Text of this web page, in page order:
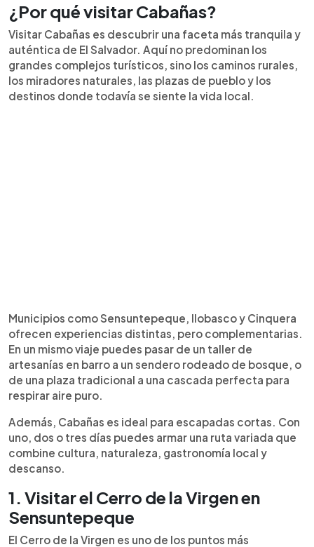
¿Por qué visitar Cabañas?
Visitar Cabañas es descubrir una faceta más tranquila y
auténtica de El Salvador. Aquí no predominan los
grandes complejos turísticos, sino los caminos rurales,
los miradores naturales, las plazas de pueblo y los
destinos donde todavía se siente la vida local.
Municipios como Sensuntepeque, Ilobasco y Cinquera
ofrecen experiencias distintas, pero complementarias.
En un mismo viaje puedes pasar de un taller de
artesanías en barro a un sendero rodeado de bosque, o
de una plaza tradicional a una cascada perfecta para
respirar aire puro.
Además, Cabañas es ideal para escapadas cortas. Con
uno, dos o tres días puedes armar una ruta variada que
combine cultura, naturaleza, gastronomía local y
descanso.
1. Visitar el Cerro de la Virgen en
Sensuntepeque
El Cerro de la Virgen es uno de los puntos más